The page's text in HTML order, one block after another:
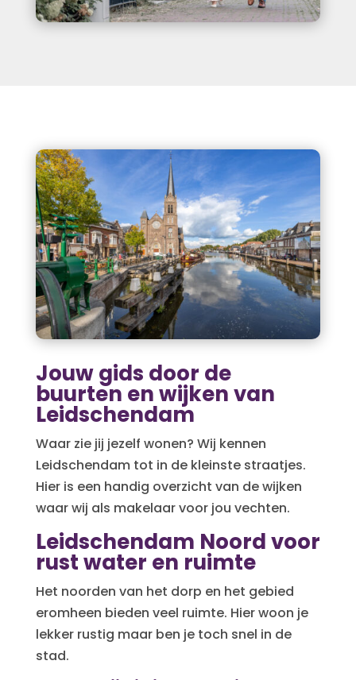
Jouw gids door de
buurten en wijken van
Leidschendam
Waar zie jij jezelf wonen? Wij kennen
Leidschendam tot in de kleinste straatjes.
Hier is een handig overzicht van de wijken
waar wij als makelaar voor jou vechten.
Leidschendam Noord voor
rust water en ruimte
Het noorden van het dorp en het gebied
eromheen bieden veel ruimte. Hier woon je
lekker rustig maar ben je toch snel in de
stad.